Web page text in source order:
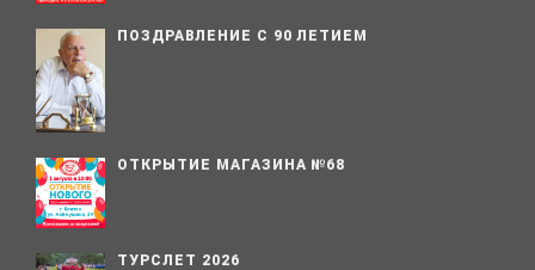
ПОЗДРАВЛЕНИЕ С 90 ЛЕТИЕМ
ОТКРЫТИЕ МАГАЗИНА №68
ТУРСЛЕТ 2026